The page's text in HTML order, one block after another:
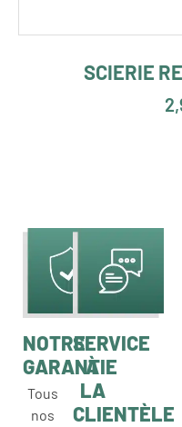
SCIERIE
NOTRE
GARANTIE
Tous
nos
SERVICE
À
LA
CLIENTÈLE